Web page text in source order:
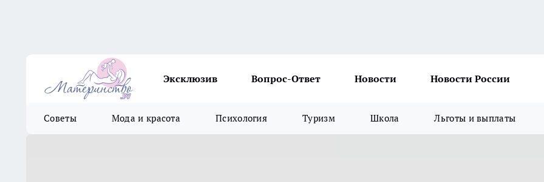
Эксклюзив Вопрос-Ответ Новости Новости России
Советы Мода и красота Психология Туризм Школа Льготы и выплаты